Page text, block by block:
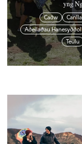
yng
Cadw
Adeiladau Hanesyddol
Teulu